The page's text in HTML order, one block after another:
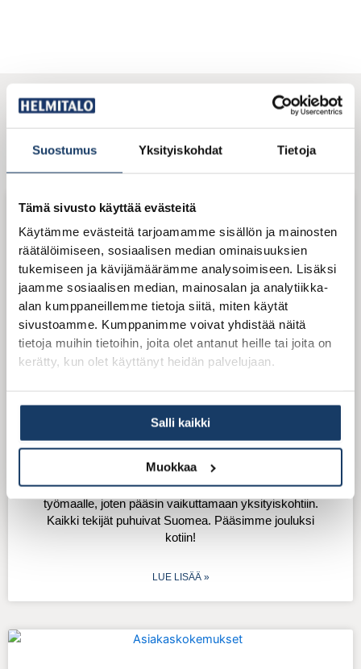
Suostumus Yksityiskohdat Tietoja
Tämä sivusto käyttää evästeitä
Käytämme evästeitä tarjoamamme sisällön ja mainosten
räätälöimiseen, sosiaalisen median ominaisuuksien
tukemiseen ja kävijämäärämme analysoimiseen. Lisäksi
jaamme sosiaalisen median, mainosalan ja analytiikka-
alan kumppaneillemme tietoja siitä, miten käytät
sivustoamme. Kumppanimme voivat yhdistää näitä
tietoja muihin tietoihin, joita olet antanut heille tai joita on
kerätty, kun olet käyttänyt heidän palvelujaan.
Salli kaikki
Muokkaa
Tutustu asiakkaidemme
kokemuksiin
Pääsimme jouluksi kotiin – Kari
Asun osan vuodesta poissa Suomesta.
Rakennusprojekti eteni hyvin, ja sain valokuvia
työmaalta. Minut kutsuttiin tärkeissä vaiheissa
työmaalle, joten pääsin vaikuttamaan yksityiskohtiin.
Kaikki tekijät puhuivat Suomea. Pääsimme jouluksi
kotiin!
LUE LISÄÄ »